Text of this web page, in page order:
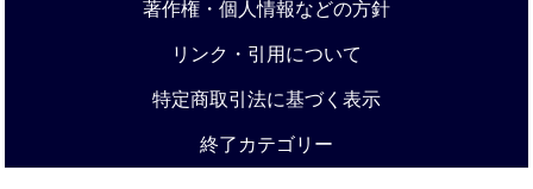
著作権・個人情報などの方針
リンク・引用について
特定商取引法に基づく表示
終了カテゴリー